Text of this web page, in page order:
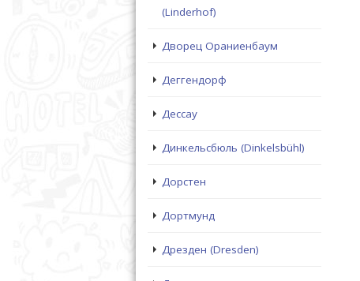
(Linderhof)
Дворец Ораниенбаум
Деггендорф
Дессау
Динкельсбюль (Dinkelsbühl)
Дорстен
Дортмунд
Дрезден (Dresden)